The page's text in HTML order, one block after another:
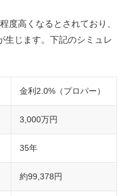
度高くなるとされており、
生じます。下記のシミュレ
金利2.0%（プロパー）
3,000万円
35年
約99,378円